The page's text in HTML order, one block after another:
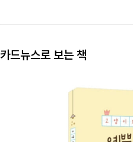
카드뉴스로 보는 책